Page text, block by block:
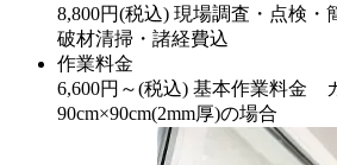
8,800円(税込) 現場調査・点検・
破材清掃・諸経費込
作業料金
6,600円～(税込) 基本作業料金
90cm×90cm(2mm厚)の場合